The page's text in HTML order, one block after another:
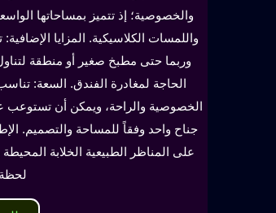
والخصوصية؛ إذ تتميز بمساحاتها
واللمسات الكلاسيكية. المزايا
وربما حتى مطبخ صغير أو منطقة
الحاجة لمغادرة الفندق. السعة:
جناح واحد وفقاً للمساحة والتصميم.
على المناظر الطبيعية الخلابة